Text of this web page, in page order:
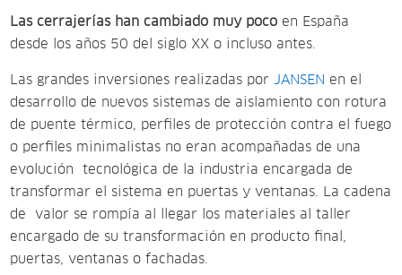
Las cerrajerías han cambiado muy poco en España
desde los años 50 del siglo XX o incluso antes.
Las grandes inversiones realizadas porJANSEN en el
desarrollo de nuevos sistemas de aislamiento con rotura
de puente térmico, perfiles de protección contra el fuego
o perfiles minimalistas no eran acompañadas de una
evolución tecnológica de la industria encargada de
transformar el sistema en puertas y ventanas. La cadena
de valor se rompía al llegar los materiales al taller
encargado de su transformación en producto final,
puertas, ventanas o fachadas.